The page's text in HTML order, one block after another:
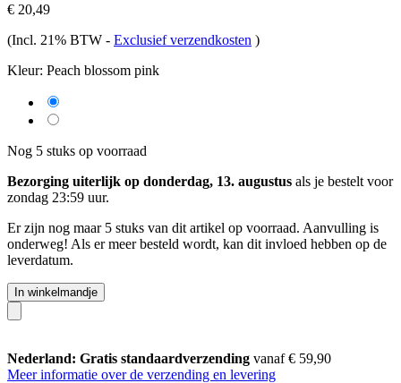
€ 20,49
(Incl. 21% BTW - Exclusief verzendkosten )
Kleur: Peach blossom pink
Nog 5 stuks op voorraad
Bezorging uiterlijk op donderdag, 13. augustus als je bestelt voor
zondag 23:59 uur.
Er zijn nog maar 5 stuks van dit artikel op voorraad. Aanvulling is
onderweg! Als er meer besteld wordt, kan dit invloed hebben op de
leverdatum.
In winkelmandje
Nederland: Gratis standaardverzending vanaf € 59,90
Meer informatie over de verzending en levering